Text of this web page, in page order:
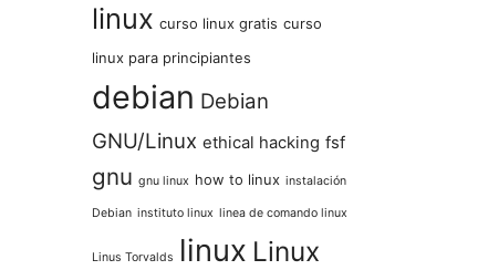
linux curso linux gratis curso
linux para principiantes
debian Debian
GNU/Linux ethical hacking fsf
gnu gnu linux how to linux instalación
Debian instituto linux linea de comando linux
Linus Torvalds linux Linux